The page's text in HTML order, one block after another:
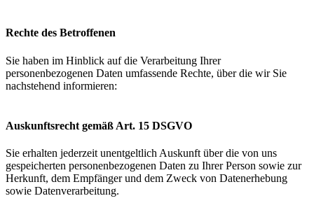
Rechte des Betroffenen
Sie haben im Hinblick auf die Verarbeitung Ihrer
personenbezogenen Daten umfassende Rechte, über die wir Sie
nachstehend informieren:
Auskunftsrecht gemäß Art. 15 DSGVO
Sie erhalten jederzeit unentgeltlich Auskunft über die von uns
gespeicherten personenbezogenen Daten zu Ihrer Person sowie zur
Herkunft, dem Empfänger und dem Zweck von Datenerhebung
sowie Datenverarbeitung.